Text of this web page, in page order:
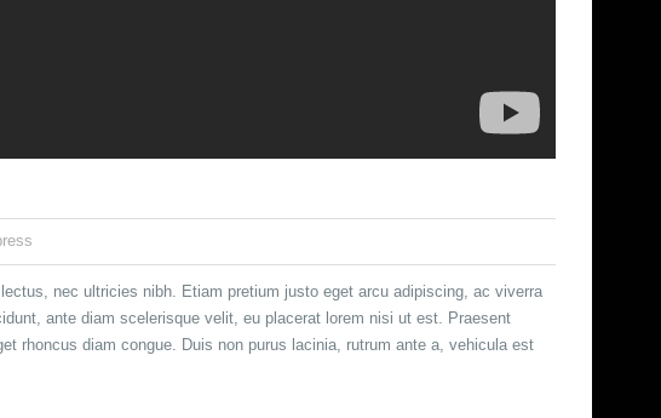
nec ultricies nibh. Etiam pretium justo eget arcu adipiscing, ac viverra
ante diam scelerisque velit, eu placerat lorem nisi ut est. Praesent
rhoncus diam congue. Duis non purus lacinia, rutrum ante a, vehicula est